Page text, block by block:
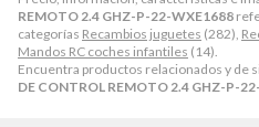
REMOTO 2.4 GHZ-P-22-WXE1688
categorías Recambios juguetes (282),
Mandos RC coches infantiles (14).
Encuentra productos relacionados y de
DE CONTROL REMOTO 2.4 GHZ-P-